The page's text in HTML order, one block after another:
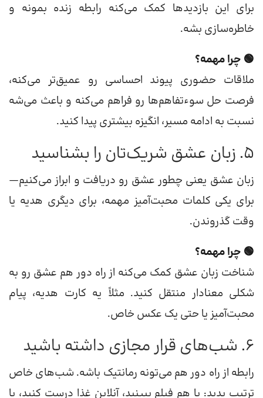
برای این بازدیدها کمک می‌کنه رابطه زنده بمونه و
خاطره‌سازی بشه.
🟢 چرا مهمه؟
ملاقات حضوری پیوند احساسی‌ رو عمیق‌تر می‌کنه،
فرصت حل سوءتفاهم‌ها رو فراهم می‌کنه و باعث می‌شه
نسبت به ادامه مسیر، انگیزه بیشتری پیدا کنید.
5. زبان عشق شریک‌تان را بشناسید
زبان عشق یعنی چطور عشق رو دریافت و ابراز می‌کنیم—
برای یکی کلمات محبت‌آمیز مهمه، برای دیگری هدیه یا
وقت گذروندن.
🟢 چرا مهمه؟
شناخت زبان عشق کمک می‌کنه از راه دور هم عشق رو به
شکلی معنادار منتقل کنید. مثلاً یه کارت هدیه، پیام
محبت‌آمیز یا حتی یک عکس خاص.
6. شب‌های قرار مجازی داشته باشید
رابطه از راه دور هم می‌تونه رمانتیک باشه. شب‌های خاص
ترتیب بدید: با هم فیلم ببینید، آنلاین غذا درست کنید، یا